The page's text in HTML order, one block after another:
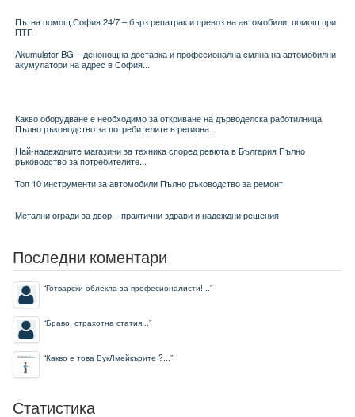
Пътна помощ София 24/7 – бърз репатрак и превоз на автомобили, помощ при
ПТП
Akumulator BG – денонощна доставка и професионална смяна на автомобилни
акумулатори на адрес в София...
Какво оборудване е необходимо за откриване на дърводелска работилница
Пълно ръководство за потребителите в региона...
Най-надеждните магазини за техника според ревюта в България Пълно
ръководство за потребителите...
Топ 10 инструменти за автомобили Пълно ръководство за ремонт
Метални огради за двор – практични здрави и надеждни решения
Последни коментари
“Готварски облекла за професионалисти!...”
“Браво, страхотна статия...”
“Какво е това БукЛмейкърите ?...”
Статистика